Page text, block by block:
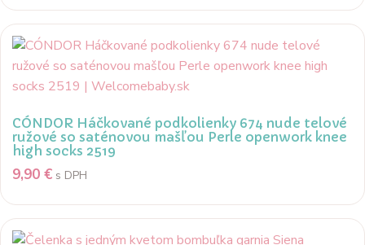
CÓNDOR Háčkované podkolienky 674 nude telové
ružové so saténovou mašľou Perle openwork knee
high socks 2519
9,90 € s DPH